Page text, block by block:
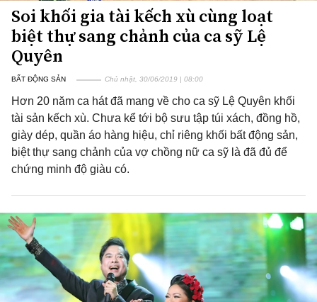
Soi khối gia tài kếch xù cùng loạt
biệt thự sang chảnh của ca sỹ Lệ
Quyên
BẤT ĐỘNG SẢN Chủ nhật, 30/06/2019 | 08:00
Hơn 20 năm ca hát đã mang về cho ca sỹ Lệ Quyên khối
tài sản kếch xù. Chưa kể tới bộ sưu tập túi xách, đồng hồ,
giày dép, quần áo hàng hiệu, chỉ riêng khối bất động sản,
biệt thự sang chảnh của vợ chồng nữ ca sỹ là đã đủ để
chứng minh độ giàu có.